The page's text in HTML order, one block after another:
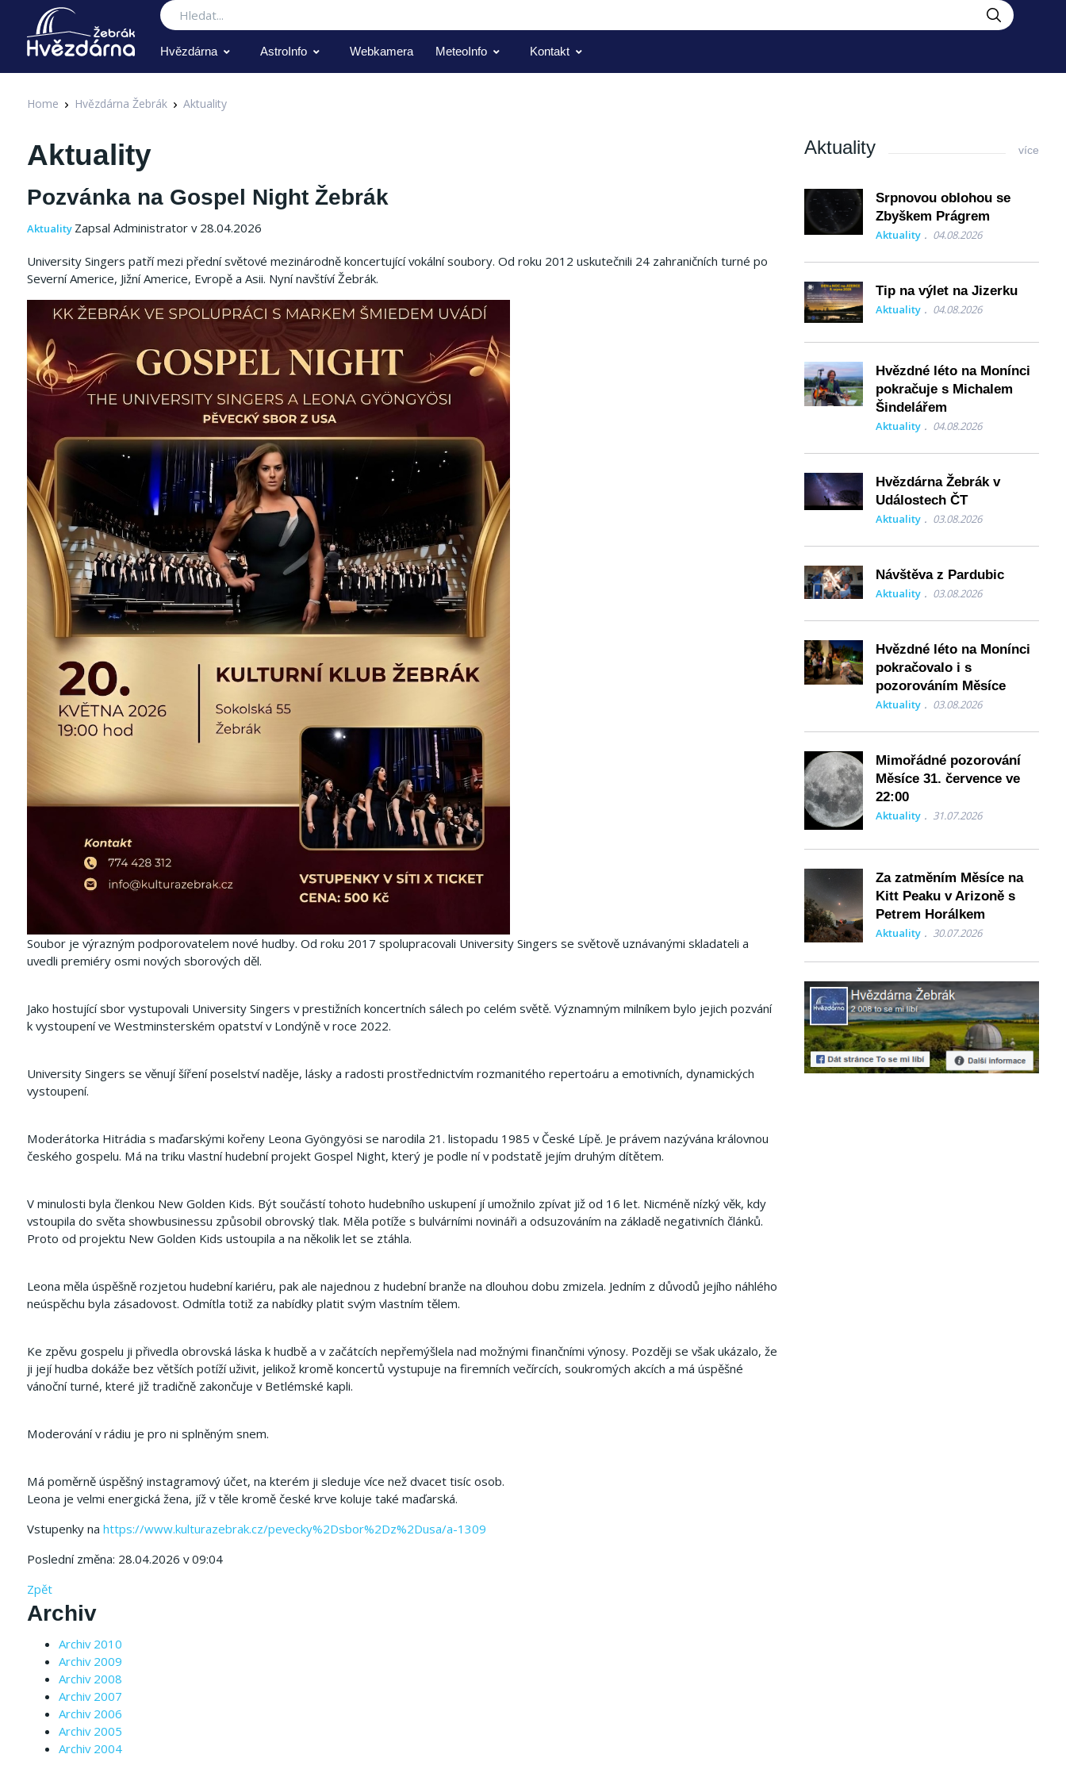
Hledat
Hvězdárna AstroInfo Webkamera MeteoInfo Kontakt
Home Hvězdárna Žebrák Aktuality
Aktuality
Pozvánka na Gospel Night Žebrák
Aktuality Zapsal Administrator v 28.04.2026
University Singers patří mezi přední světové mezinárodně koncertující vokální soubory. Od roku 2012 uskutečnili 24 zahraničních turné po
Severní Americe, Jižní Americe, Evropě a Asii. Nyní navštíví Žebrák.
Soubor je výrazným podporovatelem nové hudby. Od roku 2017 spolupracovali University Singers se světově uznávanými skladateli a
uvedli premiéry osmi nových sborových děl.
Jako hostující sbor vystupovali University Singers v prestižních koncertních sálech po celém světě. Významným milníkem bylo jejich pozvání
k vystoupení ve Westminsterském opatství v Londýně v roce 2022.
University Singers se věnují šíření poselství naděje, lásky a radosti prostřednictvím rozmanitého repertoáru a emotivních, dynamických
vystoupení.
Moderátorka Hitrádia s maďarskými kořeny Leona Gyöngyösi se narodila 21. listopadu 1985 v České Lípě. Je právem nazývána královnou
českého gospelu. Má na triku vlastní hudební projekt Gospel Night, který je podle ní v podstatě jejím druhým dítětem.
V minulosti byla členkou New Golden Kids. Být součástí tohoto hudebního uskupení jí umožnilo zpívat již od 16 let. Nicméně nízký věk, kdy
vstoupila do světa showbusinessu způsobil obrovský tlak. Měla potíže s bulvárními novináři a odsuzováním na základě negativních článků.
Proto od projektu New Golden Kids ustoupila a na několik let se ztáhla.
Leona měla úspěšně rozjetou hudební kariéru, pak ale najednou z hudební branže na dlouhou dobu zmizela. Jedním z důvodů jejího náhlého
neúspěchu byla zásadovost. Odmítla totiž za nabídky platit svým vlastním tělem.
Ke zpěvu gospelu ji přivedla obrovská láska k hudbě a v začátcích nepřemýšlela nad možnými finančními výnosy. Později se však ukázalo, že
ji její hudba dokáže bez větších potíží uživit, jelikož kromě koncertů vystupuje na firemních večírcích, soukromých akcích a má úspěšné
vánoční turné, které již tradičně zakončuje v Betlémské kapli.
Moderování v rádiu je pro ni splněným snem.
Má poměrně úspěšný instagramový účet, na kterém ji sleduje více než dvacet tisíc osob.
Leona je velmi energická žena, jíž v těle kromě české krve koluje také maďarská.
Vstupenky na https://www.kulturazebrak.cz/pevecky%2Dsbor%2Dz%2Dusa/a-1309
Poslední změna: 28.04.2026 v 09:04
Zpět
Archiv
Archiv 2010
Archiv 2009
Archiv 2008
Archiv 2007
Archiv 2006
Archiv 2005
Archiv 2004
Aktuality více
Srpnovou oblohou se
Zbyškem Prágrem
Aktuality 04.08.2026
Tip na výlet na Jizerku
Aktuality 04.08.2026
Hvězdné léto na Monínci
pokračuje s Michalem
Šindelářem
Aktuality 04.08.2026
Hvězdárna Žebrák v
Událostech ČT
Aktuality 03.08.2026
Návštěva z Pardubic
Aktuality 03.08.2026
Hvězdné léto na Monínci
pokračovalo i s
pozorováním Měsíce
Aktuality 03.08.2026
Mimořádné pozorování
Měsíce 31. července ve
22:00
Aktuality 31.07.2026
Za zatměním Měsíce na
Kitt Peaku v Arizoně s
Petrem Horálkem
Aktuality 30.07.2026